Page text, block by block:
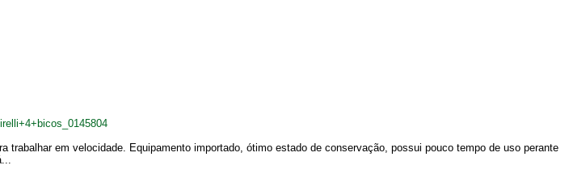
trabalhar em velocidade. Equipamento importado, ótimo estado de conservação, possui pouco tempo de uso perante